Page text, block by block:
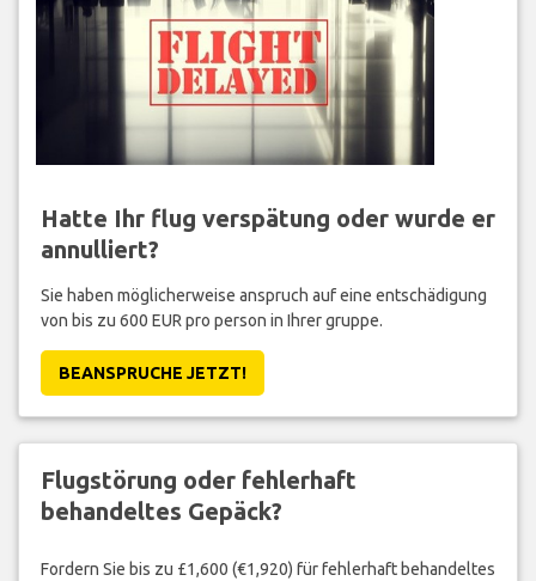
Hatte Ihr flug verspätung oder wurde er
annulliert?
Sie haben möglicherweise anspruch auf eine entschädigung
von bis zu 600 EUR pro person in Ihrer gruppe.
BEANSPRUCHE JETZT!
Flugstörung oder fehlerhaft
behandeltes Gepäck?
Fordern Sie bis zu £1,600 (€1,920) für fehlerhaft behandeltes